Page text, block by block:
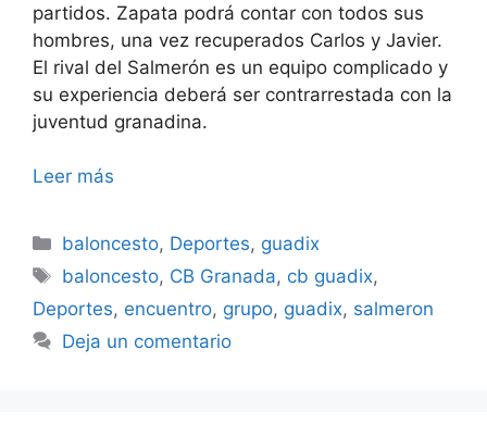
partidos. Zapata podrá contar con todos sus
hombres, una vez recuperados Carlos y Javier.
El rival del Salmerón es un equipo complicado y
su experiencia deberá ser contrarrestada con la
juventud granadina.
Leer más
Categorías
baloncesto, Deportes, guadix
Etiquetas
baloncesto, CB Granada, cb guadix,
Deportes, encuentro, grupo, guadix, salmeron
Deja un comentario